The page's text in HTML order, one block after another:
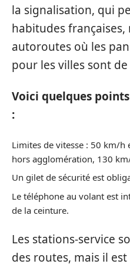
la signalisation, qui
habitudes
autoroutes où les
pour les villes sont
Voici quelques
:
Limites de vitesse : 50 km/
hors agglomération, 130
Un gilet de sécurité est
Le téléphone au volant est
de la ceinture.
Les stations-service
des routes, mais il